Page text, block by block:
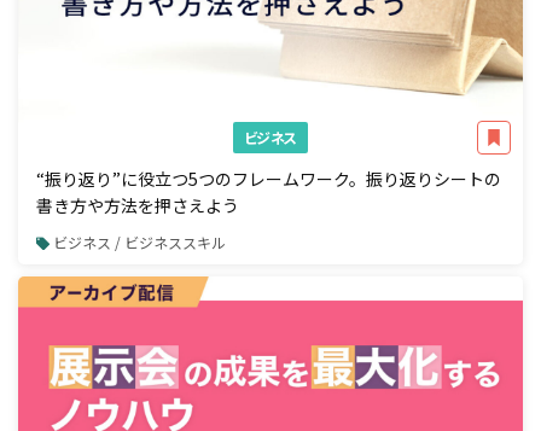
ビジネス
“振り返り”に役立つ5つのフレームワーク。振り返りシートの
書き方や方法を押さえよう
ビジネス / ビジネススキル